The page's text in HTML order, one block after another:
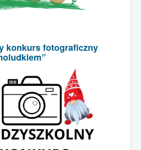
konkurs fotograficzny